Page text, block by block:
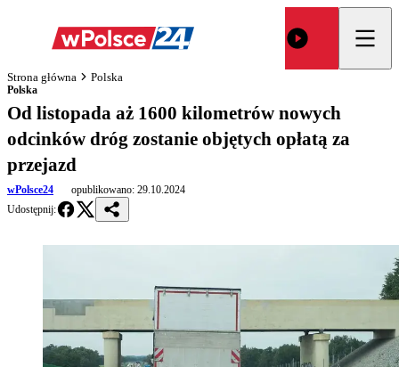
Strona główna Polska
Polska
Od listopada aż 1600 kilometrów nowych
odcinków dróg zostanie objętych opłatą za
przejazd
wPolsce24 opublikowano: 29.10.2024
Udostępnij: